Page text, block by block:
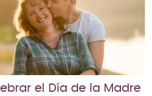
el Día de la Madre